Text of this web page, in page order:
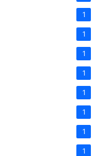
1
1
1
1
1
1
1
1